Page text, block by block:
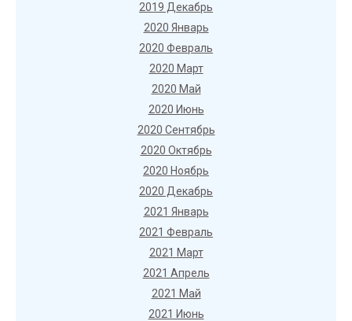
2019 Декабрь
2020 Январь
2020 Февраль
2020 Март
2020 Май
2020 Июнь
2020 Сентябрь
2020 Октябрь
2020 Ноябрь
2020 Декабрь
2021 Январь
2021 Февраль
2021 Март
2021 Апрель
2021 Май
2021 Июнь